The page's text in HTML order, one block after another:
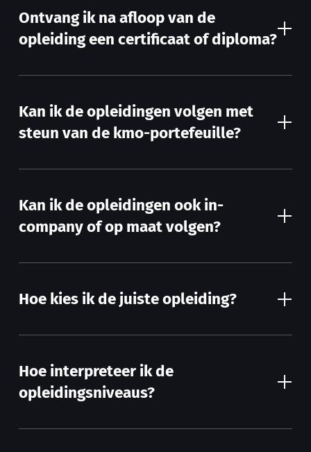
Ontvang ik na afloop van de
opleiding een certificaat of diploma?
Kan ik de opleidingen volgen met
steun van de kmo-portefeuille?
Kan ik de opleidingen ook in-
company of op maat volgen?
Hoe kies ik de juiste opleiding?
Hoe interpreteer ik de
opleidingsniveaus?